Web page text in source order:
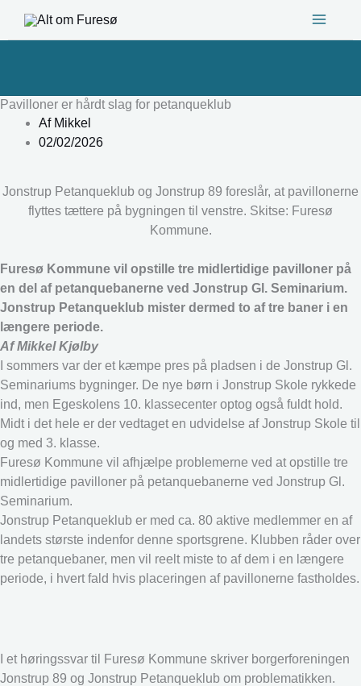
Pavilloner er hårdt slag for petanqueklub
AfMikkel
02/02/2026
Jonstrup Petanqueklub og Jonstrup 89 foreslår, at pavillonerne
flyttes tættere på bygningen til venstre. Skitse: Furesø
Kommune.
Furesø Kommune vil opstille tre midlertidige pavilloner på
en del af petanquebanerne ved Jonstrup Gl. Seminarium.
Jonstrup Petanqueklub mister dermed to af tre baner i en
længere periode.
Af Mikkel Kjølby
I sommers var der et kæmpe pres på pladsen i de Jonstrup Gl.
Seminariums bygninger. De nye børn i Jonstrup Skole rykkede
ind, men Egeskolens 10. klassecenter optog også fuldt hold.
Midt i det hele er der vedtaget en udvidelse af Jonstrup Skole til
og med 3. klasse.
Furesø Kommune vil afhjælpe problemerne ved at opstille tre
midlertidige pavilloner på petanquebanerne ved Jonstrup Gl.
Seminarium.
Jonstrup Petanqueklub er med ca. 80 aktive medlemmer en af
landets største indenfor denne sportsgrene. Klubben råder over
tre petanquebaner, men vil reelt miste to af dem i en længere
periode, i hvert fald hvis placeringen af pavillonerne fastholdes.
I et høringssvar til Furesø Kommune skriver borgerforeningen
Jonstrup 89 og Jonstrup Petanqueklub om problematikken.